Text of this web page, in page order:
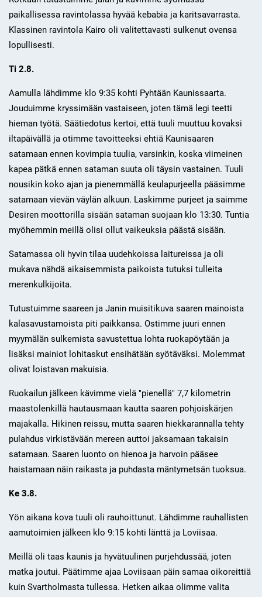
paikallisessa ravintolassa hyvää kebabia ja karitsavarrasta.
Klassinen ravintola Kairo oli valitettavasti sulkenut ovensa
lopullisesti.
Ti 2.8.
Aamulla lähdimme klo 9:35 kohti Pyhtään Kaunissaarta.
Jouduimme kryssimään vastaiseen, joten tämä legi teetti
hieman työtä. Säätiedotus kertoi, että tuuli muuttuu kovaksi
iltapäivällä ja otimme tavoitteeksi ehtiä Kaunisaaren
satamaan ennen kovimpia tuulia, varsinkin, koska viimeinen
kapea pätkä ennen sataman suuta oli täysin vastainen. Tuuli
nousikin koko ajan ja pienemmällä keulapurjeella pääsimme
satamaan vievän väylän alkuun. Laskimme purjeet ja saimme
Desiren moottorilla sisään sataman suojaan klo 13:30. Tuntia
myöhemmin meillä olisi ollut vaikeuksia päästä sisään.
Satamassa oli hyvin tilaa uudehkoissa laitureissa ja oli
mukava nähdä aikaisemmista paikoista tutuksi tulleita
merenkulkijoita.
Tutustuimme saareen ja Janin muisitikuva saaren mainoista
kalasavustamoista piti paikkansa. Ostimme juuri ennen
myymälän sulkemista savustettua lohta ruokapöytään ja
lisäksi mainiot lohitaskut ensihätään syötäväksi. Molemmat
olivat loistavan makuisia.
Ruokailun jälkeen kävimme vielä "pienellä" 7,7 kilometrin
maastolenkillä hautausmaan kautta saaren pohjoiskärjen
majakalla. Hikinen reissu, mutta saaren hiekkarannalla tehty
pulahdus virkistävään mereen auttoi jaksamaan takaisin
satamaan. Saaren luonto on hienoa ja harvoin pääsee
haistamaan näin raikasta ja puhdasta mäntymetsän tuoksua.
Ke 3.8.
Yön aikana kova tuuli oli rauhoittunut. Lähdimme rauhallisten
aamutoimien jälkeen klo 9:15 kohti länttä ja Loviisaa.
Meillä oli taas kaunis ja hyvätuulinen purjehdussää, joten
matka joutui. Päätimme ajaa Loviisaan päin samaa oikoreittiä
kuin Svartholmasta tullessa. Hetken aikaa olimme valita